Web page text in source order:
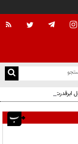
ابرقدرت به حقیقت پیوست؟